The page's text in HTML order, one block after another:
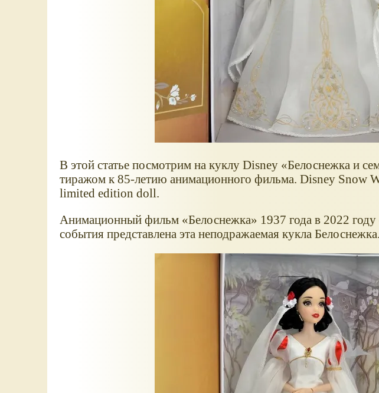
В этой статье посмотрим на куклу Disney Белоснежка и
тиражом к 85-летию анимационного фильма. Disney Snow
limited edition doll.
Анимационный фильм
Белоснежка
1937 года в 2022 году
события представлена эта неподражаемая кукла Белоснежка.